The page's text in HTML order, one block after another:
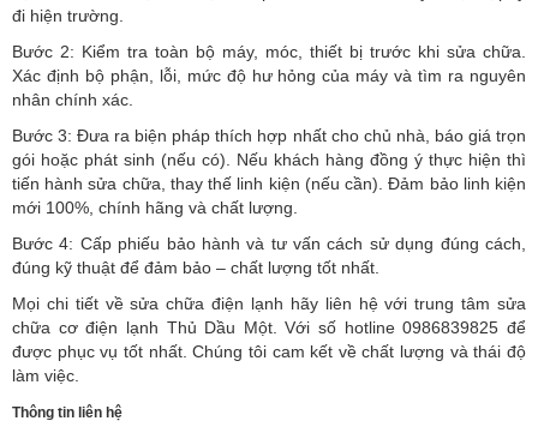
đi hiện trường.
Bước 2: Kiểm tra toàn bộ máy, móc, thiết bị trước khi sửa chữa.
Xác định bộ phận, lỗi, mức độ hư hỏng của máy và tìm ra nguyên
nhân chính xác.
Bước 3: Đưa ra biện pháp thích hợp nhất cho chủ nhà, báo giá trọn
gói hoặc phát sinh (nếu có). Nếu khách hàng đồng ý thực hiện thì
tiến hành sửa chữa, thay thế linh kiện (nếu cần). Đảm bảo linh kiện
mới 100%, chính hãng và chất lượng.
Bước 4: Cấp phiếu bảo hành và tư vấn cách sử dụng đúng cách,
đúng kỹ thuật để đảm bảo – chất lượng tốt nhất.
Mọi chi tiết về sửa chữa điện lạnh hãy liên hệ với trung tâm sửa
chữa cơ điện lạnh Thủ Dầu Một. Với số hotline 0986839825 để
được phục vụ tốt nhất. Chúng tôi cam kết về chất lượng và thái độ
làm việc.
Thông tin liên hệ